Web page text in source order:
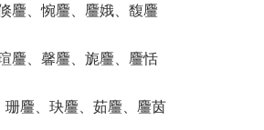
麠、惋麠、麠娥、馥麠
麠、馨麠、旎麠、麠恬
麠、玦麠、茹麠、麠茵